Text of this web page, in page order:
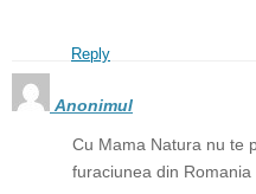
Reply
Anonimul
Cu Mama Natura nu te
furaciunea din Romania